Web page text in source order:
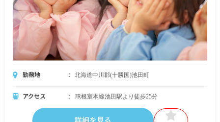
勤務地 北海道中川郡(十勝国)池田町
アクセス JR根室本線池田駅より徒歩25分